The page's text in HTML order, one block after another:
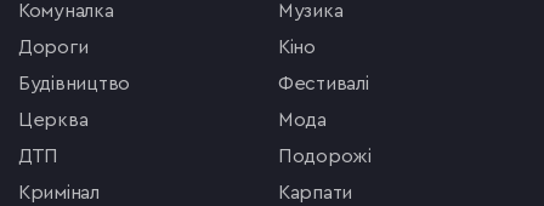
комуналка
Дороги
будівництво
церква
ДТП
кримінал
музика
кіно
фестивалі
мода
подорожі
Карпати